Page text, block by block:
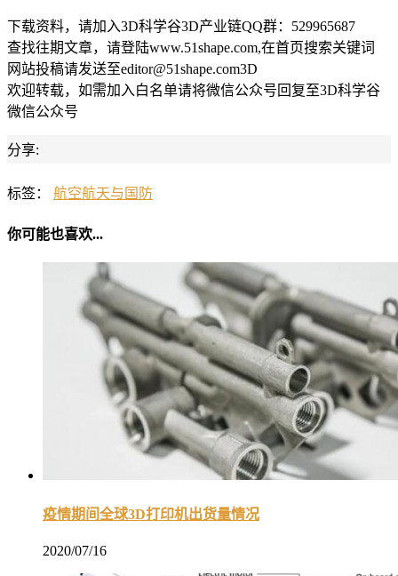
下载资料，请加入3D科学谷3D产业链QQ群：529965687
查找往期文章，请登陆www.51shape.com,在首页搜索关键词
网站投稿请发送至editor@51shape.com3D
欢迎转载，如需加入白名单请将微信公众号回复至3D科学谷
微信公众号
分享:
标签： 航空航天与国防
你可能也喜欢...
疫情期间全球3D打印机出货量情况
2020/07/16